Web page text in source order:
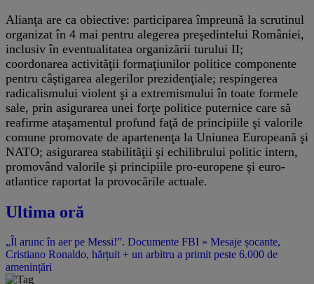
Alianţa are ca obiective: participarea împreună la scrutinul
organizat în 4 mai pentru alegerea preşedintelui României,
inclusiv în eventualitatea organizării turului II;
coordonarea activităţii formaţiunilor politice componente
pentru câştigarea alegerilor prezidenţiale; respingerea
radicalismului violent şi a extremismului în toate formele
sale, prin asigurarea unei forţe politice puternice care să
reafirme ataşamentul profund faţă de principiile şi valorile
comune promovate de apartenenţa la Uniunea Europeană şi
NATO; asigurarea stabilităţii şi echilibrului politic intern,
promovând valorile şi principiile pro-europene şi euro-
atlantice raportat la provocările actuale.
Ultima oră
„Îl arunc în aer pe Messi!”. Documente FBI » Mesaje șocante,
Cristiano Ronaldo, hărțuit + un arbitru a primit peste 6.000 de
amenințări